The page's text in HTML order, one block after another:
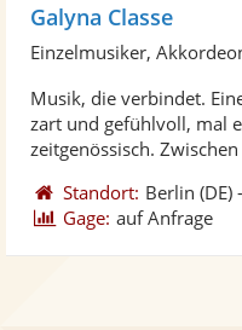
Galyna Classe
Einzelmusiker,
Musik, die verbindet.
zart und gefühlvoll, mal
zeitgenössisch.
Standort: Berlin (DE) -
Gage: auf Anfrage